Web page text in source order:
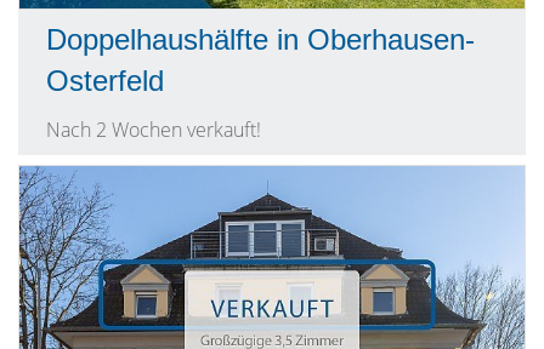
Doppelhaushälfte in Oberhausen-
Osterfeld
Nach 2 Wochen verkauft!